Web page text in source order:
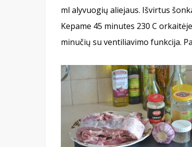
ml alyvuogių aliejaus. Išvirtus
Kepame 45 minutes 230 C
minučių su ventiliavimo funkcija.